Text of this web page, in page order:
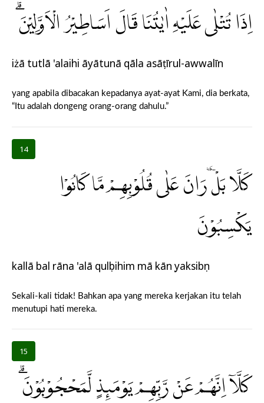
اِذَا تُتْلٰى عَلَيْهِ اٰيٰتُنَا قَالَ اَسَاطِيْرُ الْاَوَّلِيْنَۗ
iżā tutlā 'alaihi āyātunā qāla asāṭīrul-awwalīn
yang apabila dibacakan kepadanya ayat-ayat Kami, dia berkata,
“Itu adalah dongeng orang-orang dahulu.”
14
كَلَّا بَلْ ۜرَانَ عَلٰى قُلُوْبِهِمْ مَّا كَانُوْا
يَكْسِبُوْنَ
kallā bal rāna 'alā qulụbihim mā kānụ yaksibụn
Sekali-kali tidak! Bahkan apa yang mereka kerjakan itu telah
menutupi hati mereka.
15
كَلَّآ اِنَّهُمْ عَنْ رَّبِّهِمْ يَوْمَىِٕذٍ لَّمَحْجُوْبُوْنَۗ